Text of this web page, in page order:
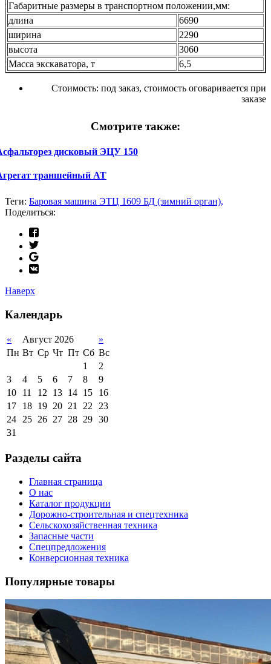
Габаритные размеры в транспортном положении,мм:
длина
6690
ширина
2290
высота
3060
Масса экскаватора, т
6,5
Стоимость: под заказ, стоимость оговаривается при
заказе
Смотрите также:
дисковый ЭЦУ 150
траншейный АТ
Теги: Баровая машина ЭТЦ 1609 БД (зимний орган),
Поделиться:
Наверх
Календарь
« Август 2026
»
Пн Вт Ср Чт Пт Сб Вс
1
2
3
4 5 6 7 8
9
10
11 12 13 14 15
16
17
18 19 20 21 22 23
24 25 26 27 28 29 30
31
Разделы сайта
Главная страница
О нас
Каталог продукции
Дорожно-строительная и спецтехника
Сельскохозяйственная техника
Запасные части
Спецпредложения
Конверсионная техника
Популярные товары